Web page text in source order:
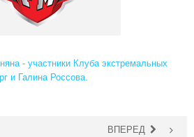
- участники Клуба экстремальных
и Галина Россова.
ВПЕРЕД